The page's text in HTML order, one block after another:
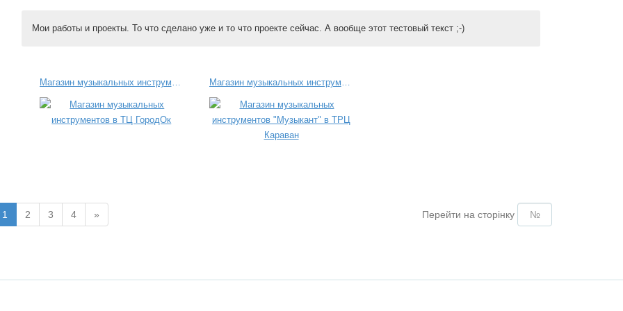
Мои работы и проекты. То что сделано уже и то что проекте сейчас. А вообще этот тестовый текст ;-)
Магазин музыкальных инструментов в ТЦ ГородОк Магазин музыкальных инструментов "Музыкант" в ТРЦ Караван
1 2 3 4 » Перейти на сторінку